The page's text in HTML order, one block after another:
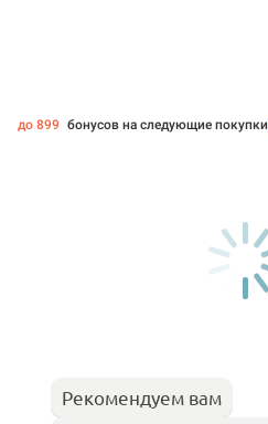
до 899 бонусов на следующие покупки
Рекомендуем вам